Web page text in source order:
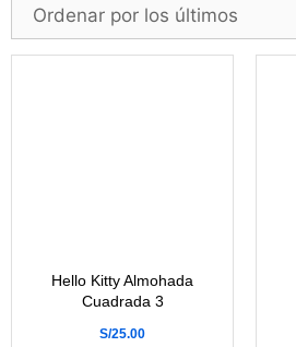
Hello Kitty Almohada
Cuadrada 3
S/25.00